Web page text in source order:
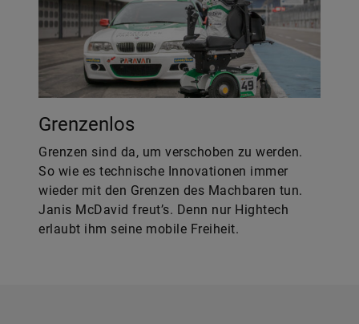
Grenzenlos
Grenzen sind da, um verschoben zu werden.
So wie es technische Innovationen immer
wieder mit den Grenzen des Machbaren tun.
Janis McDavid freut’s. Denn nur Hightech
erlaubt ihm seine mobile Freiheit.